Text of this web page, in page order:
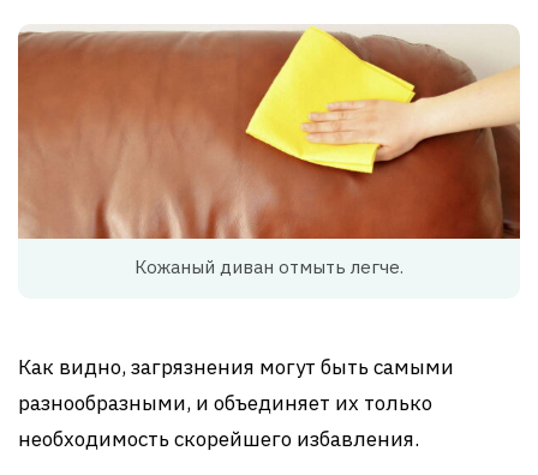
Кожаный диван отмыть легче.
Как видно, загрязнения могут быть самыми
разнообразными, и объединяет их только
необходимость скорейшего избавления.